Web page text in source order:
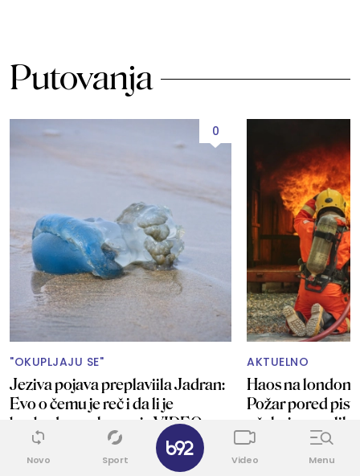
Putovanja
0
"OKUPLJAJU SE"
Jeziva pojava preplaviila Jadran:
Evo o čemu je reč i da li je
bezbedno za kupanje VIDEO
AKTUELNO
Haos na
Požar pored
očekuju se
Novo Sport Video Menu
✕